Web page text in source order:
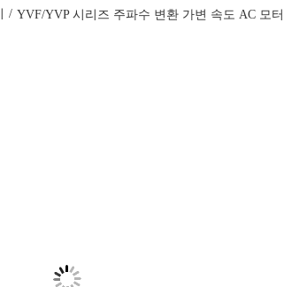
/ YVF/YVP 시리즈 주파수 변환 가변 속도 AC 모터